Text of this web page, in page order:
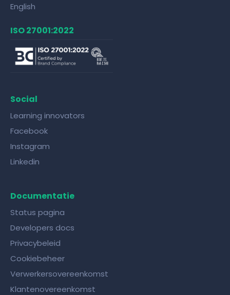
English
ISO 27001:2022
Social
Learning innovators
Facebook
Instagram
Linkedin
Documentatie
Status pagina
Developers docs
Privacybeleid
Cookiebeheer
Verwerkersovereenkomst
Klantenovereenkomst